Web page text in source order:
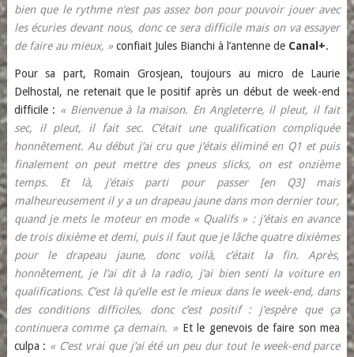
bien que le rythme n’est pas assez bon pour pouvoir jouer avec
les écuries devant nous, donc ce sera difficile mais on va essayer
de faire au mieux, »confiait Jules Bianchi à l’antenne de Canal+.
Pour sa part, Romain Grosjean, toujours au micro de Laurie
Delhostal, ne retenait que le positif après un début de week-end
difficile : « Bienvenue à la maison. En Angleterre, il pleut, il fait
sec, il pleut, il fait sec. C’était une qualification compliquée
honnêtement. Au début j’ai cru que j’étais éliminé en Q1 et puis
finalement on peut mettre des pneus slicks, on est onzième
temps. Et là, j’étais parti pour passer [en Q3] mais
malheureusement il y a un drapeau jaune dans mon dernier tour,
quand je mets le moteur en mode « Qualifs » : j’étais en avance
de trois dixième et demi, puis il faut que je lâche quatre dixièmes
pour le drapeau jaune, donc voilà, c’était la fin. Après,
honnêtement, je l’ai dit à la radio, j’ai bien senti la voiture en
qualifications. C’est là qu’elle est le mieux dans le week-end, dans
des conditions difficiles, donc c’est positif : j’espère que ça
continuera comme ça demain. » Et le genevois de faire son mea
culpa : « C’est vrai que j’ai été un peu dur tout le week-end parce